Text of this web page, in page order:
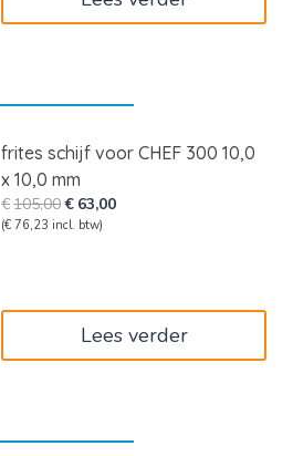
frites schijf voor CHEF 300 10,0
x 10,0 mm
€105,00Oorspronkelijke
prijs
€ 63,00Huidige
(€ 76,23 incl. btw)
Lees verder